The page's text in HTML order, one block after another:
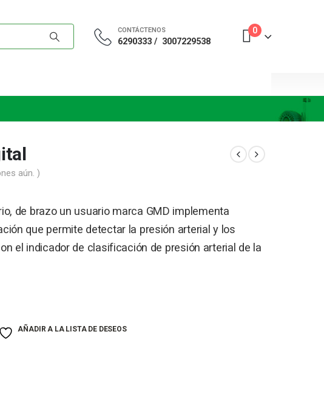
CONTÁCTENOS
6290333 / 3007229538
0
aún. )
de brazo un usuario marca GMD implementa
que permite detectar la presión arterial y los
el indicador de clasificación de presión arterial de la
AÑADIR A LA LISTA DE DESEOS